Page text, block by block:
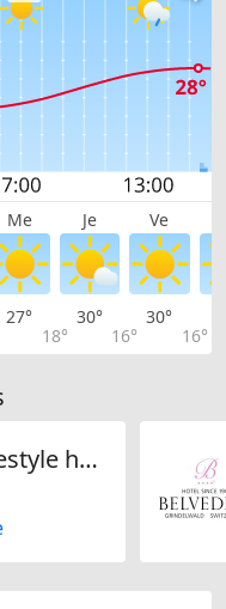
Me Je Ve
27°
18°
30°
16°
30°
16°
ASPEN alpin lifestyle hotel